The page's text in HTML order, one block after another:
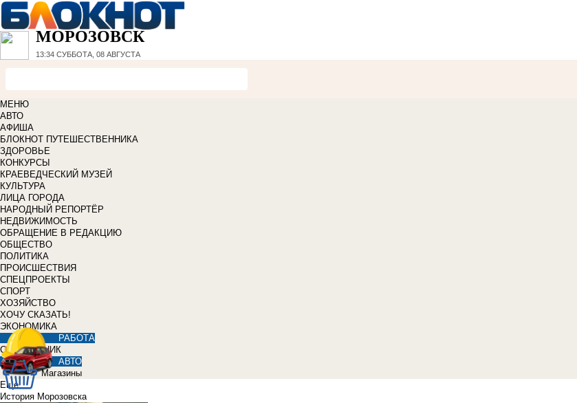
МОРОЗОВСК
13:34 СУББОТА, 08 АВГУСТА
МЕНЮ
АВТО
АФИША
БЛОКНОТ ПУТЕШЕСТВЕННИКА
ЗДОРОВЬЕ
КОНКУРСЫ
КРАЕВЕДЧЕСКИЙ МУЗЕЙ
КУЛЬТУРА
ЛИЦА ГОРОДА
НАРОДНЫЙ РЕПОРТЁР
НЕДВИЖИМОСТЬ
ОБРАЩЕНИЕ В РЕДАКЦИЮ
ОБЩЕСТВО
ПОЛИТИКА
ПРОИСШЕСТВИЯ
СПЕЦПРОЕКТЫ
СПОРТ
ХОЗЯЙСТВО
ХОЧУ СКАЗАТЬ!
ЭКОНОМИКА
РАБОТА
СПРАВОЧНИК
АВТО
Магазины
Еще
История Морозовска